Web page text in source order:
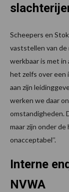
Scheepers en
vaststellen van
werkbaar is met in
het zelfs over een
aan zijn
werken we daar
omstandigheden.
maar zijn onder
onacceptabel’’.
Interne
NVWA